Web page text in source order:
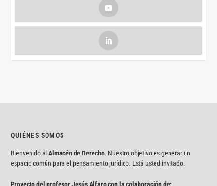
QUIÉNES SOMOS
Bienvenido alAlmacén de Derecho. Nuestro objetivo es generar un
espacio común para el pensamiento jurídico. Está usted invitado.
Proyecto del profesor Jesús Alfaro con la colaboración de: